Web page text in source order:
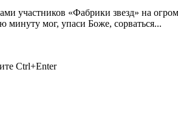
участников «Фабрики звезд» на
минуту мог, упаси Боже, сорваться...
Ctrl+Enter